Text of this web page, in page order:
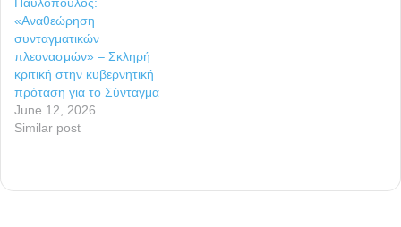
«Αναθεώρηση
συνταγματικών
πλεονασμών» – Σκληρή
κριτική στην κυβερνητική
πρόταση για το Σύνταγμα
June 12, 2026
Similar post